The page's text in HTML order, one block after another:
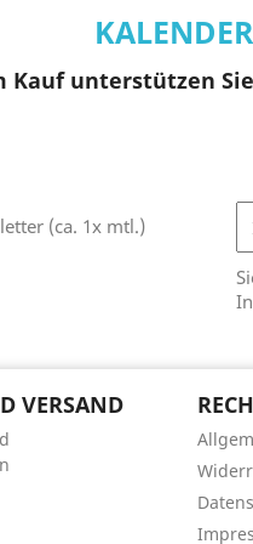
KALENDER
Kauf unterstützen
(ca. 1x mtl.)
VERSAND